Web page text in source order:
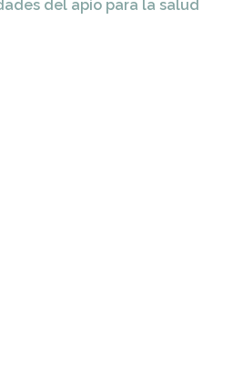
del apio para la salud